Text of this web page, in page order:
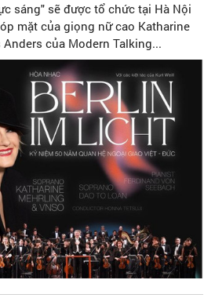
sáng" sẽ được tổ chức tại Hà Nội
mặt của giọng nữ cao Katharine
của Modern Talking...